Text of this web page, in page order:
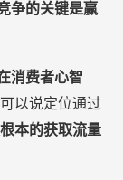
争的关键是赢
消费者心智
可以说定位通过
本的获取流量